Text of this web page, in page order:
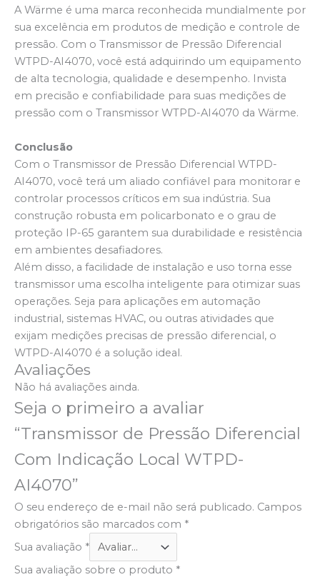
A Wärme é uma marca reconhecida mundialmente por
sua excelência em produtos de medição e controle de
pressão. Com o Transmissor de Pressão Diferencial
WTPD-AI4070, você está adquirindo um equipamento
de alta tecnologia, qualidade e desempenho. Invista
em precisão e confiabilidade para suas medições de
pressão com o Transmissor WTPD-AI4070 da Wärme.
Conclusão
Com o Transmissor de Pressão Diferencial WTPD-
AI4070, você terá um aliado confiável para monitorar e
controlar processos críticos em sua indústria. Sua
construção robusta em policarbonato e o grau de
proteção IP-65 garantem sua durabilidade e resistência
em ambientes desafiadores.
Além disso, a facilidade de instalação e uso torna esse
transmissor uma escolha inteligente para otimizar suas
operações. Seja para aplicações em automação
industrial, sistemas HVAC, ou outras atividades que
exijam medições precisas de pressão diferencial, o
WTPD-AI4070 é a solução ideal.
Avaliações
Não há avaliações ainda.
Seja o primeiro a avaliar
“Transmissor de Pressão Diferencial
Com Indicação Local WTPD-
AI4070”
O seu endereço de e-mail não será publicado. Campos
obrigatórios são marcados com *
Sua avaliação *
Sua avaliação sobre o produto *